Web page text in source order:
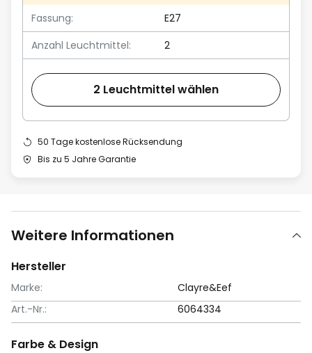
Fassung:
E27
Anzahl Leuchtmittel:
2
2 Leuchtmittel wählen
50 Tage kostenlose Rücksendung
Bis zu 5 Jahre Garantie
Weitere Informationen
Hersteller
Marke:
Clayre&Eef
Art.-Nr.:
6064334
Farbe & Design